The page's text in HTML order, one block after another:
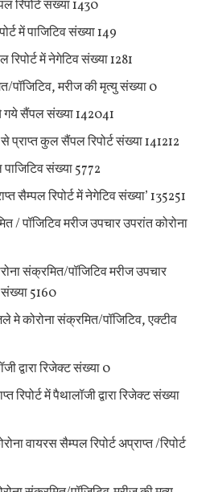
संख्या 1430
में पाजिटिव संख्या 149
में नेगेटिव संख्या 1281
पॉजिटिव, मरीज की मृत्यु संख्या 0
सैंपल संख्या 142041
कुल सैंपल रिपोर्ट संख्या 141212
संख्या 5772
सैम्पल रिपोर्ट में नेगेटिव संख्या’ 135251
/ पॉजिटिव मरीज उपचार उपरांत कोरोना
संक्रमित/पॉजिटिव मरीज उपचार
संख्या 5160
कोरोना संक्रमित/पॉजिटिव, एक्टीव
द्वारा रिजेक्ट संख्या 0
में पैथालॉजी द्वारा रिजेक्ट संख्या
वायरस सैम्पल रिपोर्ट अप्राप्त /रिपोर्ट